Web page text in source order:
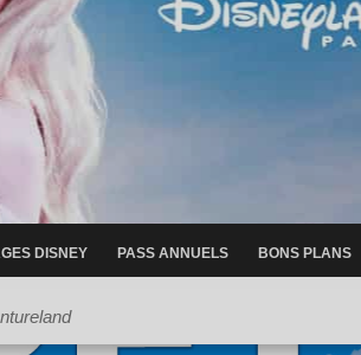
DISNEY PASS ANNUELS BONS PLANS